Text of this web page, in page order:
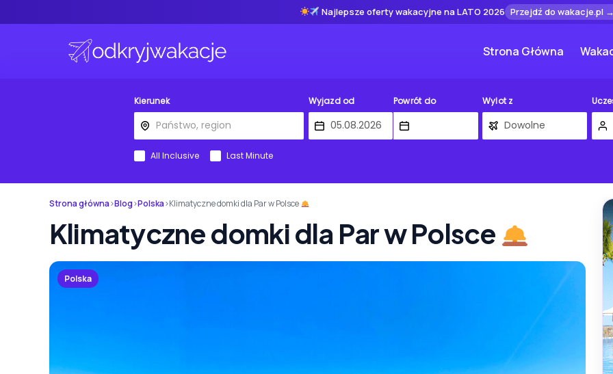
Najlepsze oferty wakacyjne na LATO 2026 Przejdź do wakacje.pl
Strona Główna
Kierunek Wyjazd od Powrót do Wylot z
All Inclusive Last Minute
Strona główna›Blog›Polska›Klimatyczne domki dla Par w Polsce
Klimatyczne domki dla Par w Polsce
Polska